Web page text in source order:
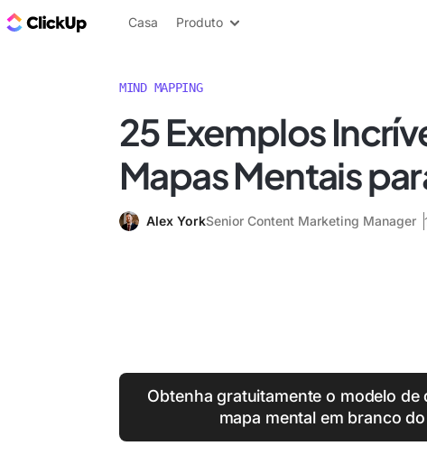
ClickUp Blogue
Casa Produto
MIND MAPPING
25 Exemplos
Mapas Mentais
Alex YorkSenior Content Marketing Manager
Obtenha gratuitamente o modelo de
mapa mental em branco